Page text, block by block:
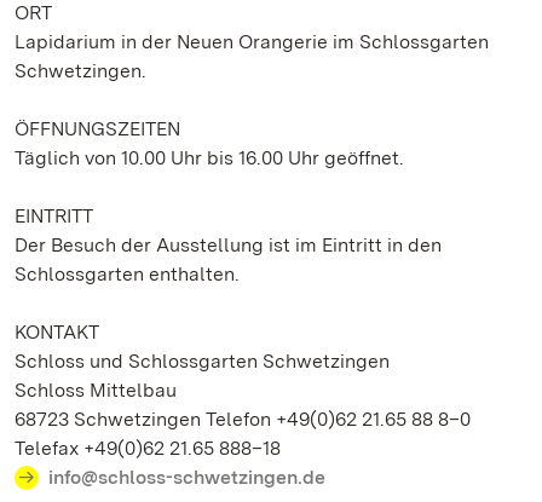
ORT
Lapidarium in der Neuen Orangerie im Schlossgarten
Schwetzingen.
ÖFFNUNGSZEITEN
Täglich von 10.00 Uhr bis 16.00 Uhr geöffnet.
EINTRITT
Der Besuch der Ausstellung ist im Eintritt in den
Schlossgarten enthalten.
KONTAKT
Schloss und Schlossgarten Schwetzingen
Schloss Mittelbau
68723 Schwetzingen Telefon +49(0)62 21.65 88 8–0
Telefax +49(0)62 21.65 888–18
info@schloss-schwetzingen.de